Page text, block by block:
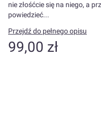
nie złośćcie się na niego, a
powiedzieć...
Przejdź do pełnego opisu
Cena
99,00 zł